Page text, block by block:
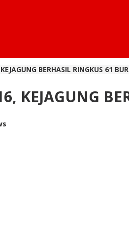
BERHASIL RINGKUS 61
KEJAGUNG